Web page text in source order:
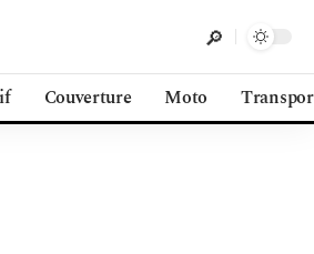
Couverture Moto